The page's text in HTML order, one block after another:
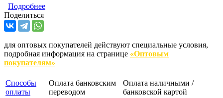
Подробнее
Поделиться
для оптовых покупателей действуют специальные условия,
подробная информация на странице «Оптовым
покупателям»
Способы
оплаты
Оплата банковским
переводом
Оплата наличными /
банковской картой